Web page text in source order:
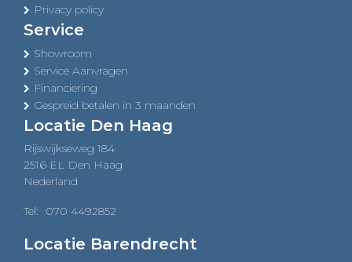
Privacy policy
Service
Showroom
Service Aanvragen
Financiering
Gespreid betalen in 3 maanden
Locatie Den Haag
Rijswijkseweg 184
2516 EL Den Haag
Nederland
Tel: 070 4492852
Locatie Barendrecht